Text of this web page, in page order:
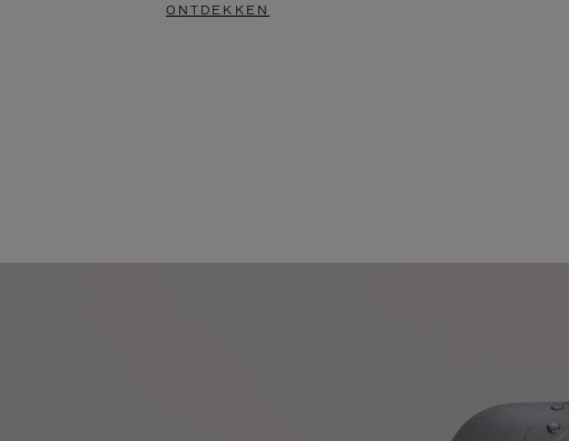
ONTDEKKEN